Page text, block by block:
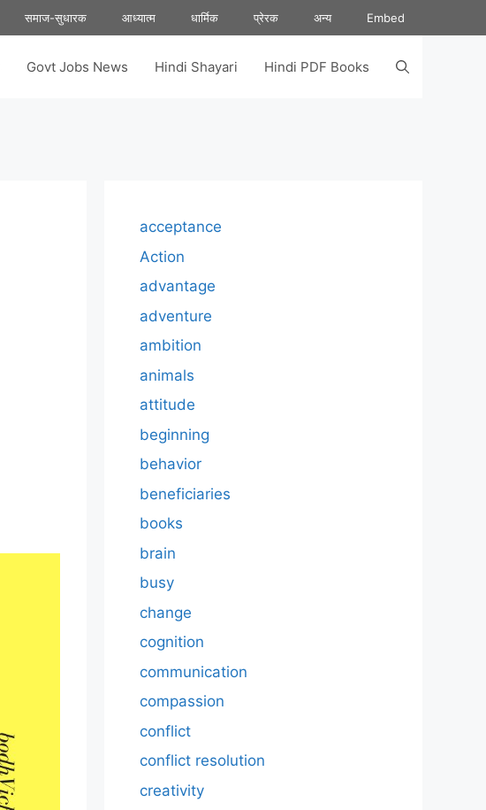
समाज-सुधारक आध्यात्म धार्मिक प्रेरक अन्य Embed
Govt Jobs News Hindi Shayari Hindi PDF Books
acceptance
Action
advantage
adventure
ambition
animals
attitude
beginning
behavior
beneficiaries
books
brain
busy
change
cognition
communication
compassion
conflict
conflict resolution
creativity